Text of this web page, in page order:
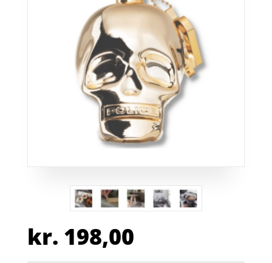
kr. 198,00